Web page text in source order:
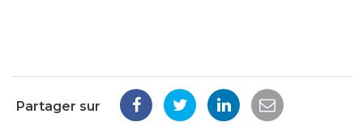
Partager sur
PartagerPartagerPartagerPartager